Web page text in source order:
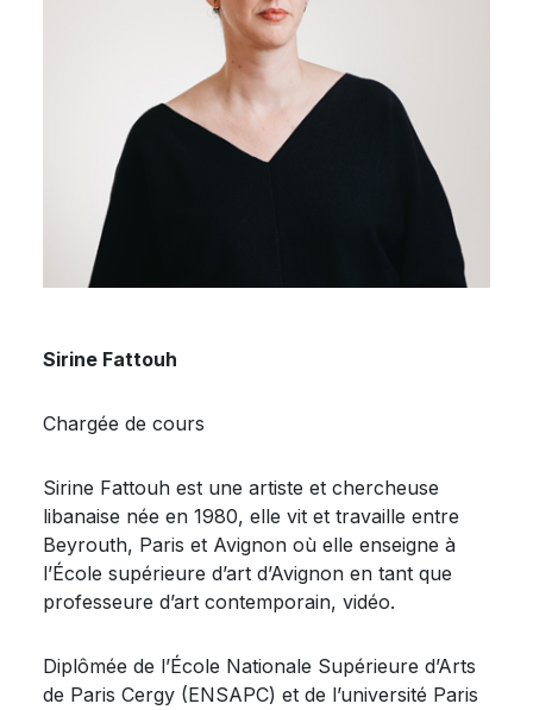
Sirine Fattouh
Chargée de cours
Sirine Fattouh est une artiste et chercheuse
libanaise née en 1980, elle vit et travaille entre
Beyrouth, Paris et Avignon où elle enseigne à
l’École supérieure d’art d’Avignon en tant que
professeure d’art contemporain, vidéo.
Diplômée de l’École Nationale Supérieure d’Arts
de Paris Cergy (ENSAPC) et de l’université Paris